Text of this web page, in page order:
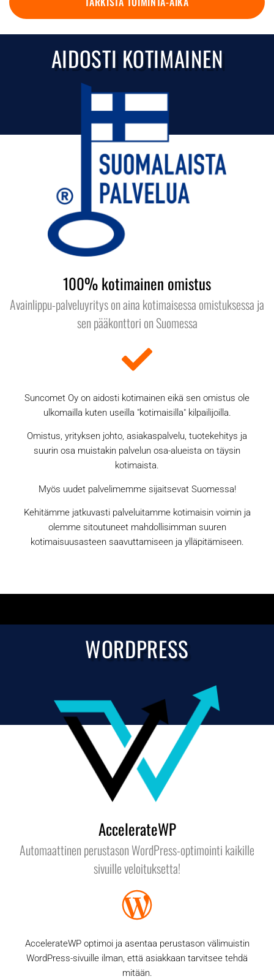
AIDOSTI KOTIMAINEN
100% kotimainen omistus
Avainlippu-palveluyritys on aina kotimaisessa omistuksessa ja
sen pääkonttori on Suomessa
Suncomet Oy on aidosti kotimainen eikä sen omistus ole
ulkomailla kuten useilla "kotimaisilla" kilpailijoilla.
Omistus, yrityksen johto, asiakaspalvelu, tuotekehitys ja
suurin osa muistakin palvelun osa-alueista on täysin
kotimaista.
Myös uudet palvelimemme sijaitsevat Suomessa!
Kehitämme jatkuvasti palveluitamme kotimaisin voimin ja
olemme sitoutuneet mahdollisimman suuren
kotimaisuusasteen saavuttamiseen ja ylläpitämiseen.
WORDPRESS
AccelerateWP
Automaattinen perustason WordPress-optimointi kaikille
sivuille veloituksetta!
AccelerateWP optimoi ja asentaa perustason välimuistin
WordPress-sivuille ilman, että asiakkaan tarvitsee tehdä
mitään.